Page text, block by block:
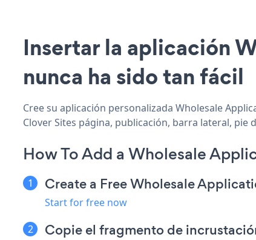
Insertar la aplicación
nunca ha sido tan fácil
Cree su aplicación personalizada Wholesale
Clover Sites página, publicación, barra lateral, pie
How To Add a Wholesale
Create a Free Wholesale
Start for free now
Copie el fragmento de